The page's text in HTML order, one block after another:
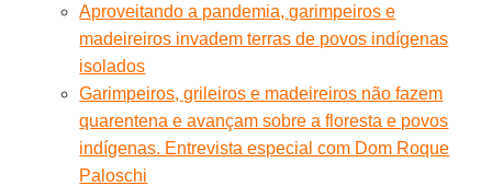
Aproveitando a pandemia, garimpeiros e
madeireiros invadem terras de povos indígenas
isolados
Garimpeiros, grileiros e madeireiros não fazem
quarentena e avançam sobre a floresta e povos
indígenas. Entrevista especial com Dom Roque
Paloschi